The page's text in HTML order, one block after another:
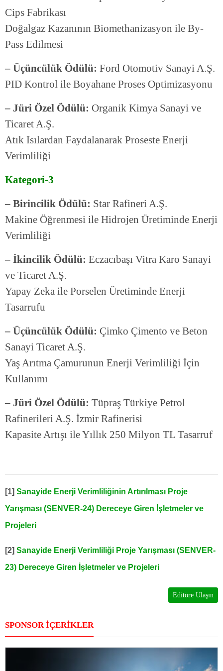
Cips Fabrikası
Doğalgaz Kazanının Biomethanizasyon ile By-
Pass Edilmesi
– Üçüncülük Ödülü: Ford Otomotiv Sanayi A.Ş.
PID Kontrol ile Boyahane Proses Optimizasyonu
– Jüri Özel Ödülü: Organik Kimya Sanayi ve
Ticaret A.Ş.
Atık Isılardan Faydalanarak Proseste Enerji
Verimliliği
Kategori-3
– Birincilik Ödülü: Star Rafineri A.Ş.
Makine Öğrenmesi ile Hidrojen Üretiminde Enerji
Verimliliği
– İkincilik Ödülü: Eczacıbaşı Vitra Karo Sanayi
ve Ticaret A.Ş.
Yapay Zeka ile Porselen Üretiminde Enerji
Tasarrufu
– Üçüncülük Ödülü: Çimko Çimento ve Beton
Sanayi Ticaret A.Ş.
Yaş Arıtma Çamurunun Enerji Verimliliği İçin
Kullanımı
– Jüri Özel Ödülü: Tüpraş Türkiye Petrol
Rafinerileri A.Ş. İzmir Rafinerisi
Kapasite Artışı ile Yıllık 250 Milyon TL Tasarruf
[1] Sanayide Enerji Verimliliğinin Artırılması Proje
Yarışması (SENVER-24) Dereceye Giren İşletmeler ve
Projeleri
[2] Sanayide Enerji Verimliliği Proje Yarışması (SENVER-
23) Dereceye Giren İşletmeler ve Projeleri
Editöre Ulaşın
SPONSOR İÇERİKLER